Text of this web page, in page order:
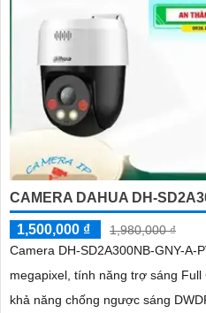
CAMERA DAHUA DH-
1,500,000 ₫
1,980,000 ₫
Camera DH-SD2A300NB-GNY-A-
megapixel, tính năng trợ sáng Full
khả năng chống ngược sáng